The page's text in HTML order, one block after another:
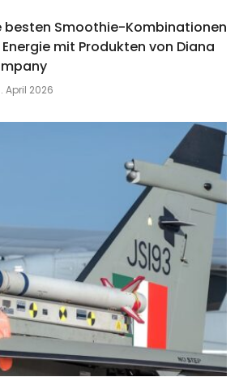
besten Smoothie-Kombinationen
mit Produkten von Diana
April 2026